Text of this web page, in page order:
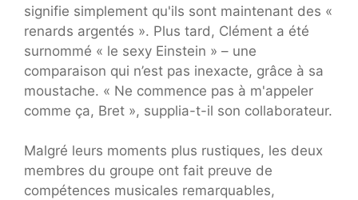
signifie simplement qu'ils sont maintenant des «
renards argentés ». Plus tard, Clément a été
surnommé « le sexy Einstein » – une
comparaison qui n’est pas inexacte, grâce à sa
moustache. « Ne commence pas à m'appeler
comme ça, Bret », supplia-t-il son collaborateur.
Malgré leurs moments plus rustiques, les deux
membres du groupe ont fait preuve de
compétences musicales remarquables,